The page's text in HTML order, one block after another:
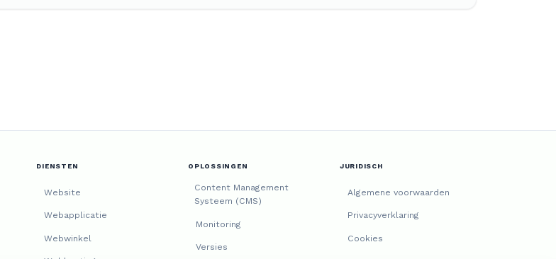
DIENSTEN
Website
Webapplicatie
Webwinkel
OPLOSSINGEN
Content Management
Systeem (CMS)
Monitoring
Versies
JURIDISCH
Algemene voorwaarden
Privacyverklaring
Cookies